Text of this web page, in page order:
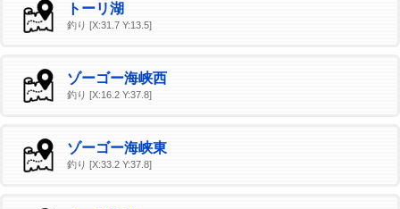
トーリ湖
釣り [X:31.7 Y:13.5]
ゾーゴー海峡西
釣り [X:16.2 Y:37.8]
ゾーゴー海峡東
釣り [X:33.2 Y:37.8]